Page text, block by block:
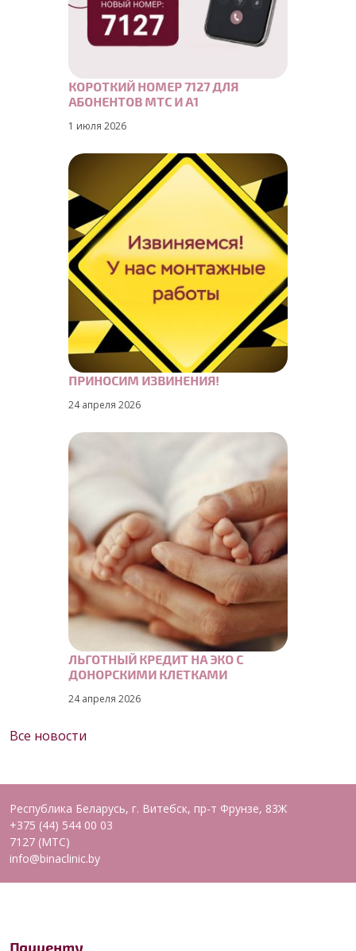
КОРОТКИЙ НОМЕР 7127 ДЛЯ
АБОНЕНТОВ МТС И А1
1 июля 2026
ПРИНОСИМ ИЗВИНЕНИЯ!
24 апреля 2026
ЛЬГОТНЫЙ КРЕДИТ НА ЭКО С
ДОНОРСКИМИ КЛЕТКАМИ
24 апреля 2026
Все новости
Республика Беларусь, г. Витебск, пр-т Фрунзе, 83Ж
+375 (44) 544 00 03
7127 (МТС)
info@binaclinic.by
Пациенту